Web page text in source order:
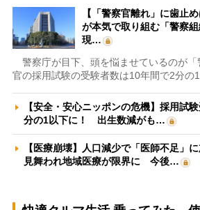
【「警察官離れ」に歯止
が本気で取り組む「警察
現…
警察庁が目下、頭を悩ませているのが「
官の採用試験の受験者数は10年間で2分の
【安全・安心ニッポンの危機】採用試
分の1以下に！ 出生数減がも…
【医療崩壊】人口減少で「医師不足」
見舞われ地域医療が限界に 今後…